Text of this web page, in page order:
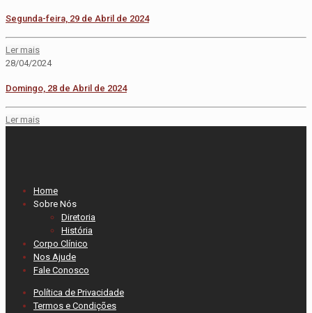
Segunda-feira, 29 de Abril de 2024
Ler mais
28/04/2024
Domingo, 28 de Abril de 2024
Ler mais
Home
Sobre Nós
Diretoria
História
Corpo Clínico
Nos Ajude
Fale Conosco
Política de Privacidade
Termos e Condições